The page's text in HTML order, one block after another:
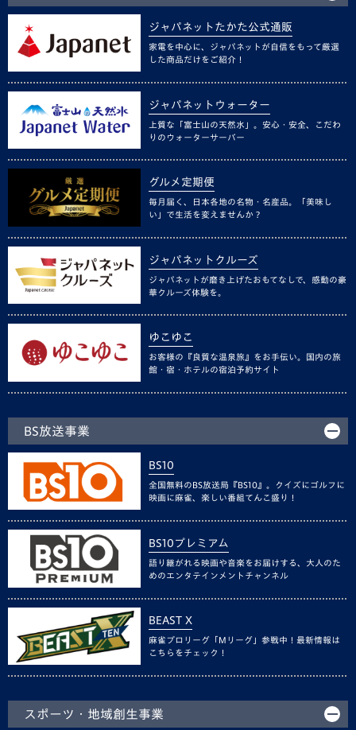
ジャパネットたかた公式通販
家電を中心に、ジャパネットが自信をもって厳選
した商品だけをご紹介！
ジャパネットウォーター
上質な「富士山の天然水」。安心・安全、こだわ
りのウォーターサーバー
グルメ定期便
毎月届く、日本各地の名物・名産品。「美味し
い」で生活を変えませんか？
ジャパネットクルーズ
ジャパネットが磨き上げたおもてなしで、感動の豪
華クルーズ体験を。
ゆこゆこ
お客様の『良質な温泉旅』をお手伝い。国内の旅
館・宿・ホテルの宿泊予約サイト
BS放送事業
BS10
全国無料のBS放送局『BS10』。クイズにゴルフに
映画に麻雀、楽しい番組てんこ盛り！
BS10プレミアム
語り継がれる映画や音楽をお届けする、大人のた
めのエンタテインメントチャンネル
BEAST X
麻雀プロリーグ「Mリーグ」参戦中！最新情報は
こちらをチェック！
スポーツ・地域創生事業